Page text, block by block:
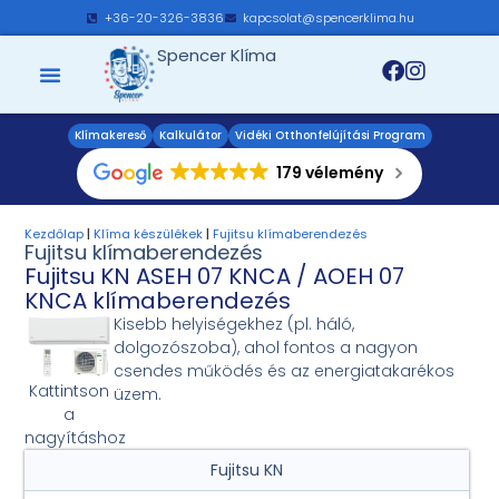
+36-20-326-3836 kapcsolat@spencerklima.hu
Spencer Klíma
Klímakereső Kalkulátor Vidéki Otthonfelújítási Program
179 vélemény
Kezdőlap| Klíma készülékek| Fujitsu klímaberendezés
Fujitsu klímaberendezés
Fujitsu KN ASEH 07 KNCA / AOEH 07
KNCA klímaberendezés
Kattintson
a
nagyításhoz
Kisebb helyiségekhez (pl. háló,
dolgozószoba), ahol fontos a nagyon
csendes működés és az energiatakarékos
üzem.
Fujitsu KN